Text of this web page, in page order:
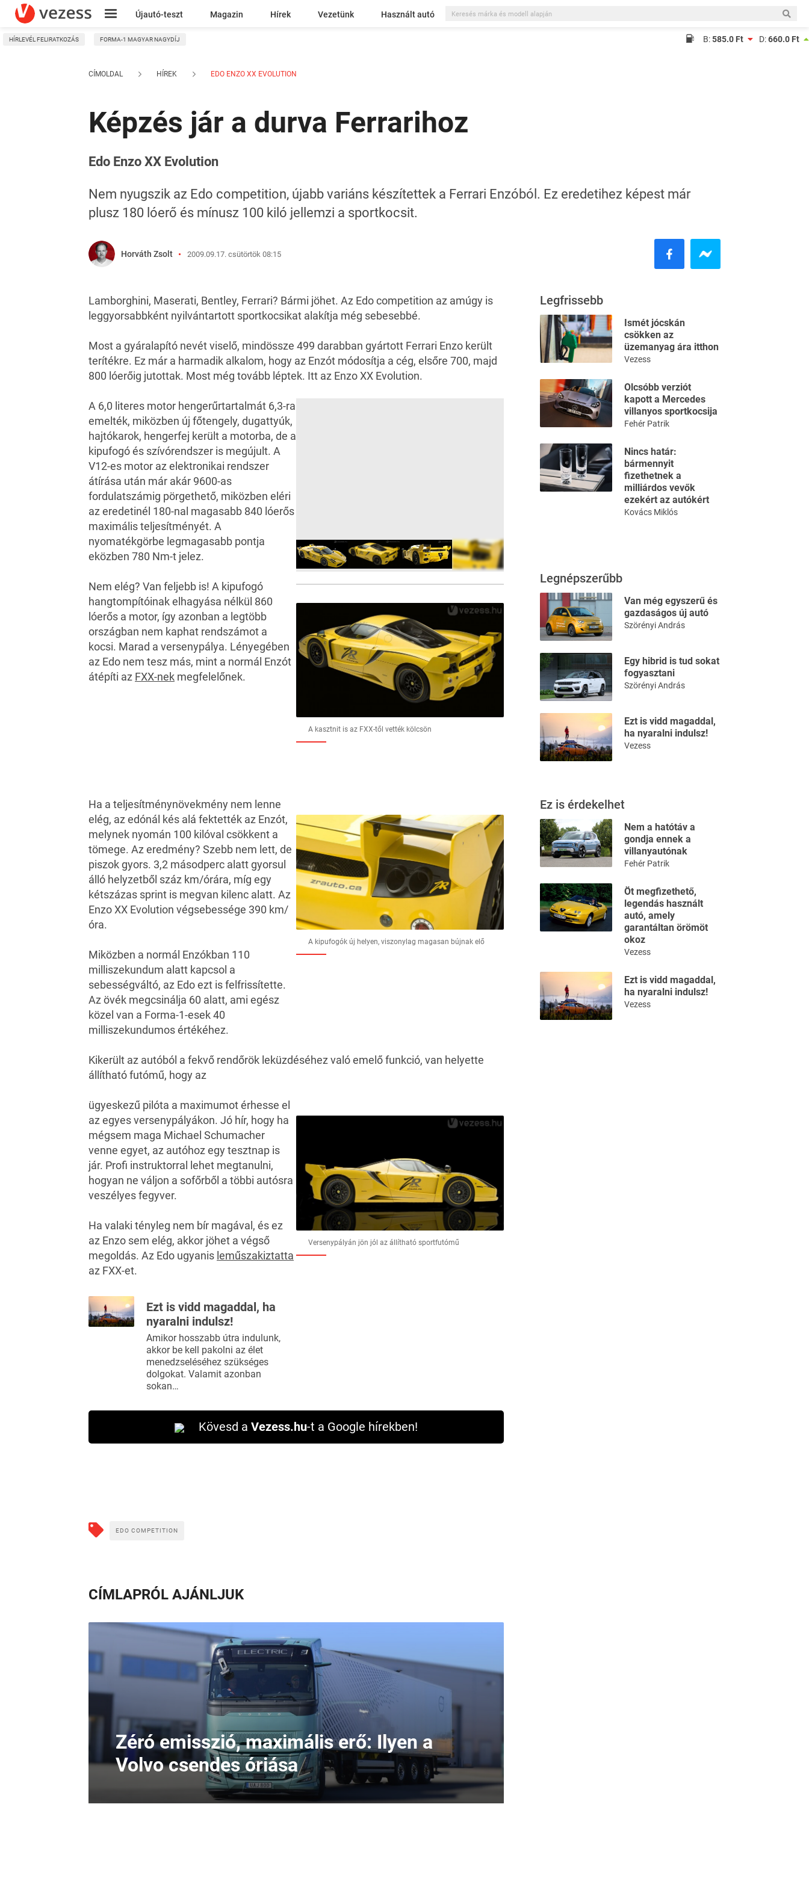
Újautó-teszt Magazin Hírek Vezetünk Használt autó
Kresz
HÍRLEVÉL FELIRATKOZÁS FORMA-1 MAGYAR NAGYDÍJ B:585.0 Ft D:660.0 Ft
CÍMOLDAL HÍREK EDO ENZO XX EVOLUTION
Képzés jár a durva Ferrarihoz
Edo Enzo XX Evolution
Nem nyugszik az Edo competition, újabb variáns készítettek a Ferrari Enzóból. Ez eredetihez képest már
plusz 180 lóerő és mínusz 100 kiló jellemzi a sportkocsit.
Horváth Zsolt 2009.09.17. csütörtök 08:15
Lamborghini, Maserati, Bentley, Ferrari? Bármi jöhet. Az Edo competition az amúgy is
leggyorsabbként nyilvántartott sportkocsikat alakítja még sebesebbé.
Most a gyáralapító nevét viselő, mindössze 499 darabban gyártott Ferrari Enzo került
terítékre. Ez már a harmadik alkalom, hogy az Enzót módosítja a cég, elsőre 700, majd
800 lóerőig jutottak. Most még tovább léptek. Itt az Enzo XX Evolution.
A kasztnit is az FXX-től vették kölcsön
A 6,0 literes motor hengerűrtartalmát 6,3-ra
emelték, miközben új főtengely, dugattyúk,
hajtókarok, hengerfej került a motorba, de a
kipufogó és szívórendszer is megújult. A
V12-es motor az elektronikai rendszer
átírása után már akár 9600-as
fordulatszámig pörgethető, miközben eléri
az eredetinél 180-nal magasabb 840 lóerős
maximális teljesítményét. A
nyomatékgörbe legmagasabb pontja
eközben 780 Nm-t jelez.
Nem elég? Van feljebb is! A kipufogó
hangtompítóinak elhagyása nélkül 860
lóerős a motor, így azonban a legtöbb
országban nem kaphat rendszámot a
kocsi. Marad a versenypálya. Lényegében
az Edo nem tesz más, mint a normál Enzót
átépíti az FXX-nek megfelelőnek.
A kipufogók új helyen, viszonylag magasan bújnak elő
Ha a teljesítménynövekmény nem lenne
elég, az edónál kés alá fektették az Enzót,
melynek nyomán 100 kilóval csökkent a
tömege. Az eredmény? Szebb nem lett, de
piszok gyors. 3,2 másodperc alatt gyorsul
álló helyzetből száz km/órára, míg egy
kétszázas sprint is megvan kilenc alatt. Az
Enzo XX Evolution végsebessége 390 km/
óra.
Miközben a normál Enzókban 110
milliszekundum alatt kapcsol a
sebességváltó, az Edo ezt is felfrissítette.
Az övék megcsinálja 60 alatt, ami egész
közel van a Forma-1-esek 40
milliszekundumos értékéhez.
Kikerült az autóból a fekvő rendőrök leküzdéséhez való emelő funkció, van helyette
állítható futómű, hogy az
Versenypályán jön jól az állítható sportfutómű
ügyeskezű pilóta a maximumot érhesse el
az egyes versenypályákon. Jó hír, hogy ha
mégsem maga Michael Schumacher
venne egyet, az autóhoz egy tesztnap is
jár. Profi instruktorral lehet megtanulni,
hogyan ne váljon a sofőrből a többi autósra
veszélyes fegyver.
Ha valaki tényleg nem bír magával, és ez
az Enzo sem elég, akkor jöhet a végső
megoldás. Az Edo ugyanis leműszakiztatta
az FXX-et.
Ezt is vidd magaddal, ha
nyaralni indulsz!
Amikor hosszabb útra indulunk,
akkor be kell pakolni az élet
menedzseléséhez szükséges
dolgokat. Valamit azonban
sokan…
Kövesd a Vezess.hu-t a Google hírekben!
EDO COMPETITION
CÍMLAPRÓL AJÁNLJUK
Zéró emisszió, maximális erő: Ilyen a
Volvo csendes óriása
Legfrissebb
Ismét jócskán
csökken az
üzemanyag ára itthon
Vezess
Olcsóbb verziót
kapott a Mercedes
villanyos sportkocsija
Fehér Patrik
Nincs határ:
bármennyit
fizethetnek a
milliárdos vevők
ezekért az autókért
Kovács Miklós
Legnépszerűbb
Van még egyszerű és
gazdaságos új autó
Szörényi András
Egy hibrid is tud sokat
fogyasztani
Szörényi András
Ezt is vidd magaddal,
ha nyaralni indulsz!
Vezess
Ez is érdekelhet
Nem a hatótáv a
gondja ennek a
villanyautónak
Fehér Patrik
Öt megfizethető,
legendás használt
autó, amely
garantáltan örömöt
okoz
Vezess
Ezt is vidd magaddal,
ha nyaralni indulsz!
Vezess